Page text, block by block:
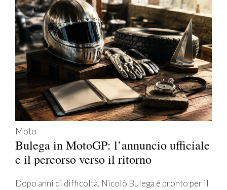
Moto
Bulega in MotoGP: l’annuncio ufficiale
e il percorso verso il ritorno
Dopo anni di difficoltà, Nicolò Bulega è pronto per il